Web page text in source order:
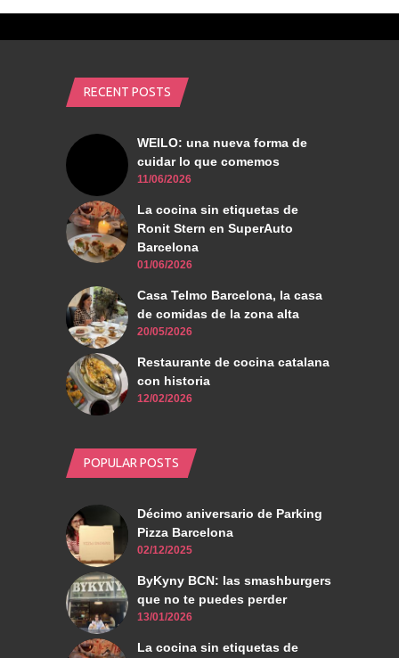
RECENT POSTS
WEILO: una nueva forma de
cuidar lo que comemos
11/06/2026
La cocina sin etiquetas de
Ronit Stern en SuperAuto
Barcelona
01/06/2026
Casa Telmo Barcelona, la casa
de comidas de la zona alta
20/05/2026
Restaurante de cocina catalana
con historia
12/02/2026
POPULAR POSTS
Décimo aniversario de Parking
Pizza Barcelona
02/12/2025
ByKyny BCN: las smashburgers
que no te puedes perder
13/01/2026
La cocina sin etiquetas de